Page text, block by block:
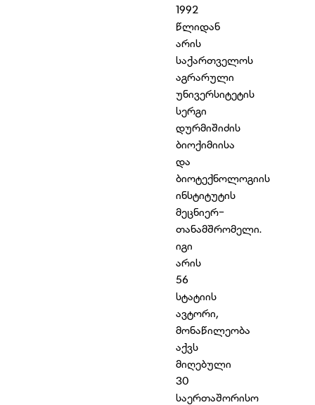
1992
წლიდან
არის
საქართველოს
აგრარული
უნივერსიტეტის
სერგი
დურმიშიძის
ბიოქიმიისა
და
ბიოტექნოლოგიის
ინსტიტუტის
მეცნიერ-
თანამშრომელი.
იგი
არის
56
სტატიის
ავტორი,
მონაწილეობა
აქვს
მიღებული
30
საერთაშორისო